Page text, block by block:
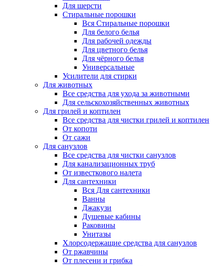
Для шерсти
Стиральные порошки
Вся Стиральные порошки
Для белого белья
Для рабочей одежды
Для цветного белья
Для чёрного белья
Универсальные
Усилители для стирки
Для животных
Все средства для ухода за животными
Для сельскохозяйственных животных
Для грилей и коптилен
Все средства для чистки грилей и коптилен
От копоти
От сажи
Для санузлов
Все средства для чистки санузлов
Для канализационных труб
От известкового налета
Для сантехники
Вся Для сантехники
Ванны
Джакузи
Душевые кабины
Раковины
Унитазы
Хлорсодержащие средства для санузлов
От ржавчины
От плесени и грибка